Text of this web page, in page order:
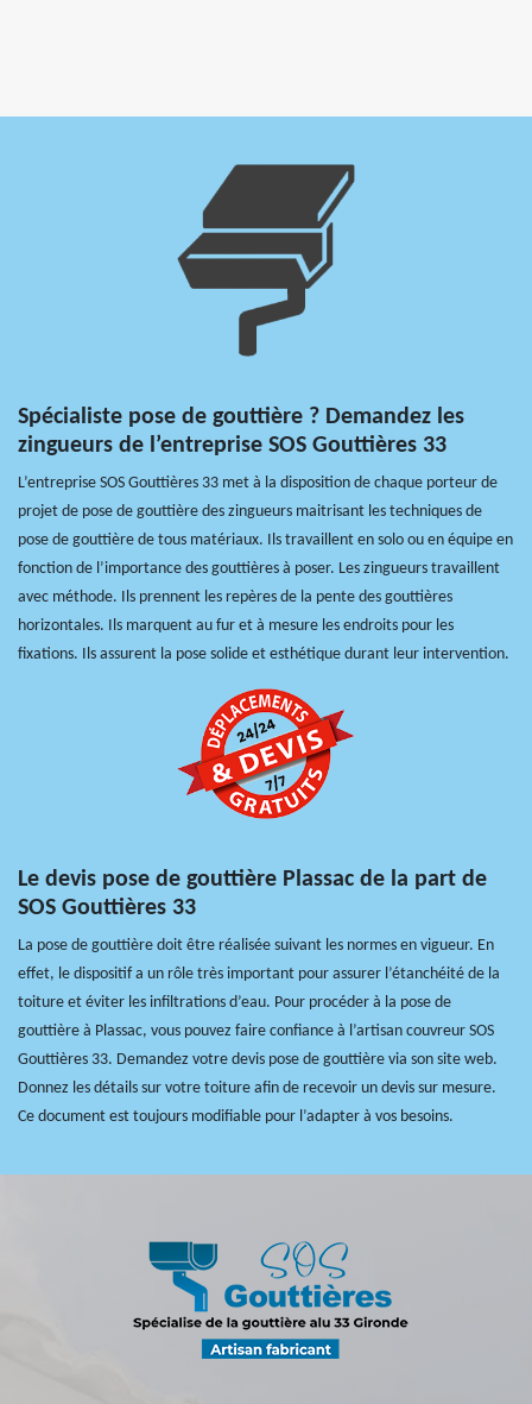
Spécialiste pose de gouttière ? Demandez les
zingueurs de l’entreprise SOS Gouttières 33
L’entreprise SOS Gouttières 33 met à la disposition de chaque porteur de
projet de pose de gouttière des zingueurs maitrisant les techniques de
pose de gouttière de tous matériaux. Ils travaillent en solo ou en équipe en
fonction de l’importance des gouttières à poser. Les zingueurs travaillent
avec méthode. Ils prennent les repères de la pente des gouttières
horizontales. Ils marquent au fur et à mesure les endroits pour les
fixations. Ils assurent la pose solide et esthétique durant leur intervention.
Le devis pose de gouttière Plassac de la part de
SOS Gouttières 33
La pose de gouttière doit être réalisée suivant les normes en vigueur. En
effet, le dispositif a un rôle très important pour assurer l’étanchéité de la
toiture et éviter les infiltrations d’eau. Pour procéder à la pose de
gouttière à Plassac, vous pouvez faire confiance à l’artisan couvreur SOS
Gouttières 33. Demandez votre devis pose de gouttière via son site web.
Donnez les détails sur votre toiture afin de recevoir un devis sur mesure.
Ce document est toujours modifiable pour l’adapter à vos besoins.